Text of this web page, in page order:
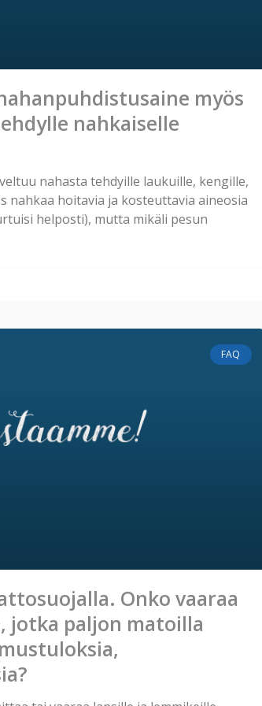
myös
nahkaiselle
nahasta tehdyille laukuille, kengille,
nahkaa hoitavia ja kosteuttavia aineosia
helposti), mutta mikäli pesun
FAQ
Onko vaaraa
jotka paljon matoilla